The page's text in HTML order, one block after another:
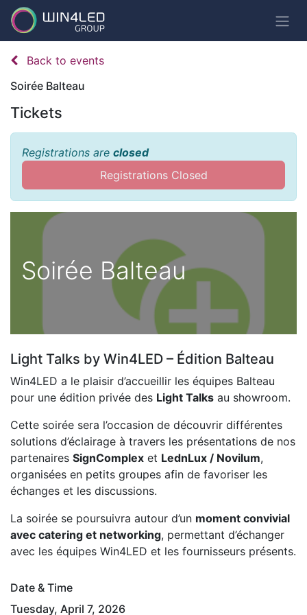
Back to events
Soirée Balteau
Tickets
Registrations are closed
Registrations Closed
Soirée Balteau
Light Talks by Win4LED – Édition Balteau
Win4LED a le plaisir d’accueillir les équipes Balteau
pour une édition privée des Light Talks au showroom.
Cette soirée sera l’occasion de découvrir différentes
solutions d’éclairage à travers les présentations de nos
partenaires SignComplex et LednLux / Novilum,
organisées en petits groupes afin de favoriser les
échanges et les discussions.
La soirée se poursuivra autour d’un moment convivial
avec catering et networking, permettant d’échanger
avec les équipes Win4LED et les fournisseurs présents.
Date & Time
Tuesday, April 7, 2026